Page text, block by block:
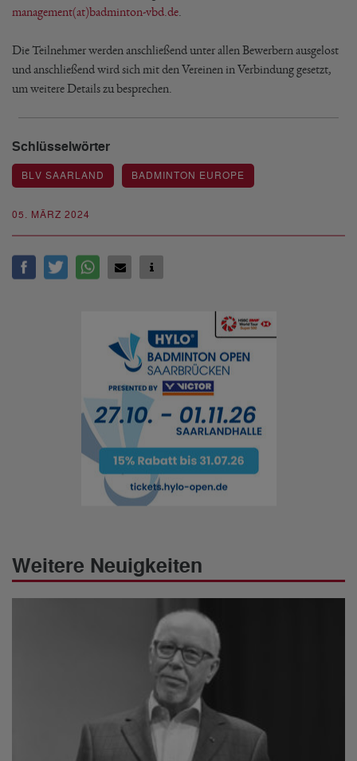
05. MÄRZ 2024
management(at)badminton-vbd.de
Die Teilnehmer werden anschließend unter allen Bewerbern ausgelost
und anschließend wird sich mit den Vereinen in Verbindung gesetzt,
um weitere Details zu besprechen.
Schlüsselwörter
BLV SAARLAND BADMINTON EUROPE
Weitere Neuigkeiten